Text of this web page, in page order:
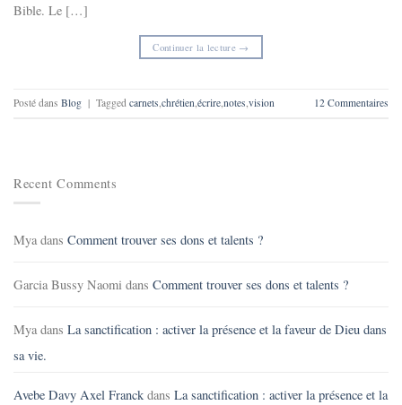
Bible. Le […]
Continuer la lecture →
Posté dans Blog | Tagged carnets chrétien écrire notes vision 12 Commentaires
Recent Comments
Myadans Comment trouver ses dons et talents ?
Garcia Bussy Naomi dans Comment trouver ses dons et talents ?
Myadans La sanctification : activer la présence et la faveur de Dieu dans
sa vie.
Avebe Davy Axel Franck dans La sanctification : activer la présence et la